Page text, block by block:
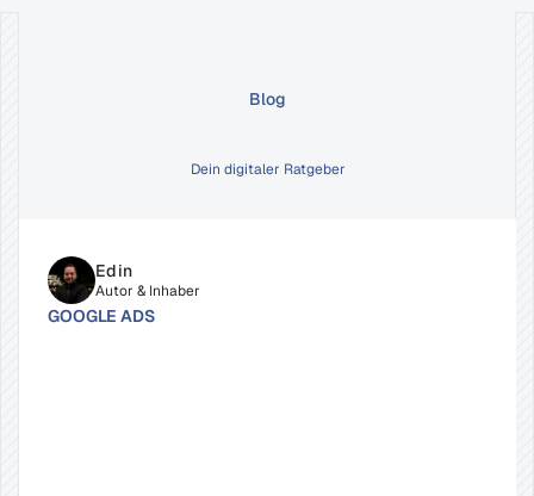
Blog
Dein digitaler Ratgeber
Edin
Autor & Inhaber
GOOGLE ADS